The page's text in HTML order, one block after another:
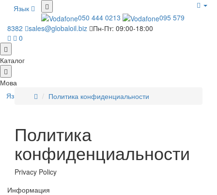
Язык
050 444 0213
095 579
8382
sales@globaloil.biz
Пн-Пт: 09:00-18:00
0
Каталог
Мова
Язык
Политика конфиденциальности
Политика
конфиденциальности
Privacy Policy
Информация